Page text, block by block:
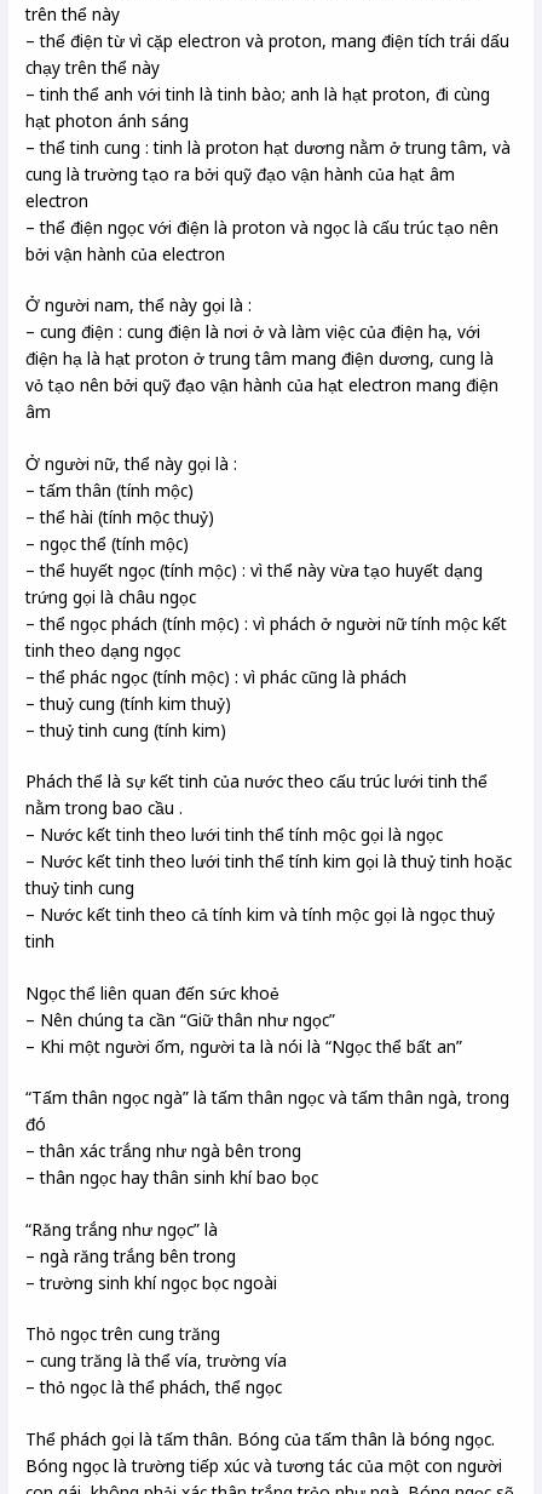
trên thể này
– thể điện từ vì cặp electron và proton, mang điện tích trái dấu
chạy trên thể này
– tinh thể anh với tinh là tinh bào; anh là hạt proton, đi cùng
hạt photon ánh sáng
– thể tinh cung : tinh là proton hạt dương nằm ở trung tâm, và
cung là trường tạo ra bởi quỹ đạo vận hành của hạt âm
electron
– thể điện ngọc với điện là proton và ngọc là cấu trúc tạo nên
bởi vận hành của electron
Ở người nam, thể này gọi là :
– cung điện : cung điện là nơi ở và làm việc của điện hạ, với
điện hạ là hạt proton ở trung tâm mang điện dương, cung là
vỏ tạo nên bởi quỹ đạo vận hành của hạt electron mang điện
âm
Ở người nữ, thể này gọi là :
– tấm thân (tính mộc)
– thể hài (tính mộc thuỷ)
– ngọc thể (tính mộc)
– thể huyết ngọc (tính mộc) : vì thể này vừa tạo huyết dạng
trứng gọi là châu ngọc
– thể ngọc phách (tính mộc) : vì phách ở người nữ tính mộc kết
tinh theo dạng ngọc
– thể phác ngọc (tính mộc) : vì phác cũng là phách
– thuỷ cung (tính kim thuỷ)
– thuỷ tinh cung (tính kim)
Phách thể là sự kết tinh của nước theo cấu trúc lưới tinh thể
nằm trong bao cầu .
– Nước kết tinh theo lưới tinh thể tính mộc gọi là ngọc
– Nước kết tinh theo lưới tinh thể tính kim gọi là thuỷ tinh hoặc
thuỷ tinh cung
– Nước kết tinh theo cả tính kim và tính mộc gọi là ngọc thuỷ
tinh
Ngọc thể liên quan đến sức khoẻ
– Nên chúng ta cần “Giữ thân như ngọc”
– Khi một người ốm, người ta là nói là “Ngọc thể bất an”
“Tấm thân ngọc ngà” là tấm thân ngọc và tấm thân ngà, trong
đó
– thân xác trắng như ngà bên trong
– thân ngọc hay thân sinh khí bao bọc
“Răng trắng như ngọc” là
– ngà răng trắng bên trong
– trường sinh khí ngọc bọc ngoài
Thỏ ngọc trên cung trăng
– cung trăng là thể vía, trường vía
– thỏ ngọc là thể phách, thể ngọc
Thể phách gọi là tấm thân. Bóng của tấm thân là bóng ngọc.
Bóng ngọc là trường tiếp xúc và tương tác của một con người